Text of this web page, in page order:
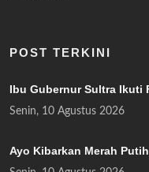
POST TERKINI
Ibu Gubernur Sultra Ikuti
Senin, 10 Agustus 2026
Ayo Kibarkan Merah